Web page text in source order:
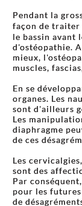
Pendant la
façon de traiter
le bassin avant
d'ostéopathie.
mieux,
muscles,
En se
organes. Les
sont d'ailleurs
Les
diaphragme
de ces
Les
sont des
Par
pour les futures
de